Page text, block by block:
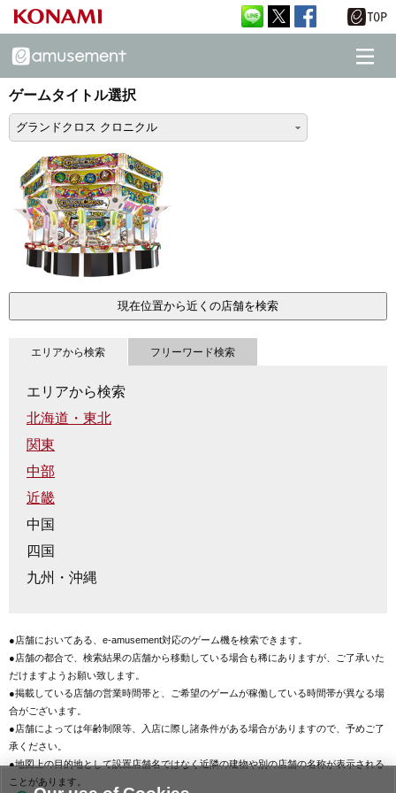
ゲームタイトル選択
グランドクロス クロニクル
現在位置から近くの店舗を検索
エリアから検索 フリーワード検索
エリアから検索
北海道・東北
関東
中部
近畿
中国
四国
九州・沖縄
●店舗においてある、e-amusement対応のゲーム機を検索できます。
●店舗の都合で、検索結果の店舗から移動している場合も稀にありますが、ご了承いた
だけますようお願い致します。
●掲載している店舗の営業時間帯と、ご希望のゲームが稼働している時間帯が異なる場
合がございます。
●店舗によっては年齢制限等、入店に際し諸条件がある場合がありますので、予めご了
承ください。
●地図上の目的地として設置店舗名ではなく近隣の建物や別の店舗の名称が表示される
ことがあります。